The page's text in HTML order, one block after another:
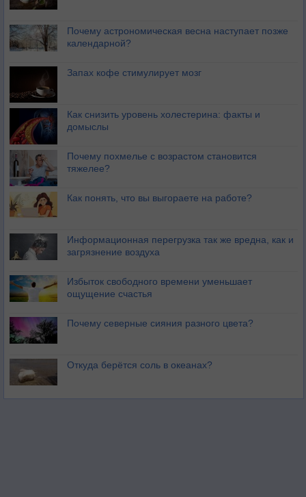
Почему астрономическая весна наступает позже
календарной?
Запах кофе стимулирует мозг
Как снизить уровень холестерина: факты и
домыслы
Почему похмелье с возрастом становится
тяжелее?
Как понять, что вы выгораете на работе?
Информационная перегрузка так же вредна, как и
загрязнение воздуха
Избыток свободного времени уменьшает
ощущение счастья
Почему северные сияния разного цвета?
Откуда берётся соль в океанах?